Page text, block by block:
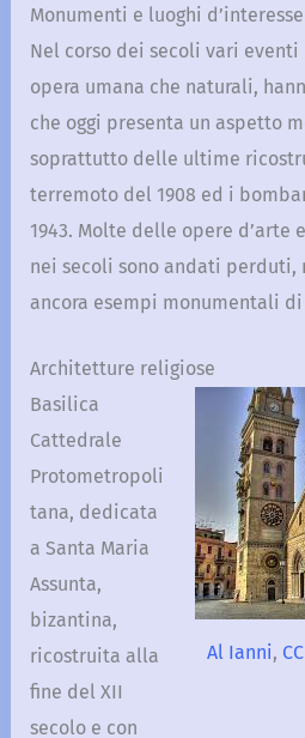
Monumenti e luoghi d’interesse
Nel corso dei secoli vari
opera umana che naturali,
che oggi presenta un aspetto
soprattutto delle ultime
terremoto del 1908 ed i
1943. Molte delle opere
nei secoli sono andati perduti,
ancora esempi monumentali
Architetture religiose
Al Ianni,
Basilica
Cattedrale
Protometropoli
tana, dedicata
a Santa Maria
Assunta,
bizantina,
ricostruita alla
fine del XII
secolo e con